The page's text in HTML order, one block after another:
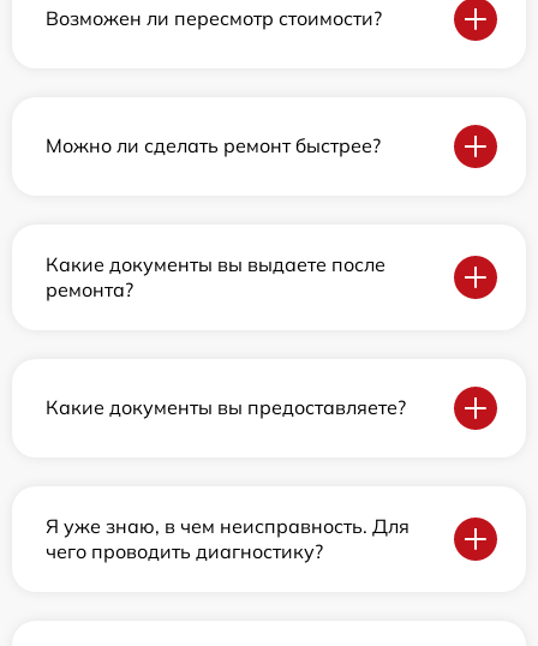
Возможен ли пересмотр стоимости?
Можно ли сделать ремонт быстрее?
Какие документы вы выдаете после
ремонта?
Какие документы вы предоставляете?
Я уже знаю, в чем неисправность. Для
чего проводить диагностику?